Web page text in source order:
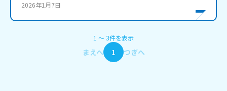
2026年1月7日
1 〜3件を表示
まえへ 1 つぎへ